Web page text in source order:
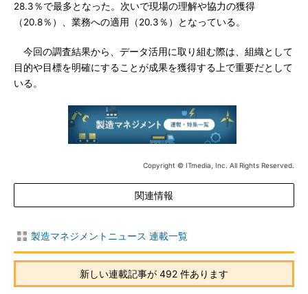
28.3％で最多となった。次いで現場の理解や協力の獲得
（20.8％）、業務への適用（20.3％）となっている。
今回の調査結果から、データ活用に取り組む際は、組織として
目的や目標を明確にすることが成果を獲得する上で重要だとして
いる。
Copyright © ITmedia, Inc. All Rights Reserved.
関連情報
製造マネジメントニュース 連載一覧
新しい連載記事が 492 件あります